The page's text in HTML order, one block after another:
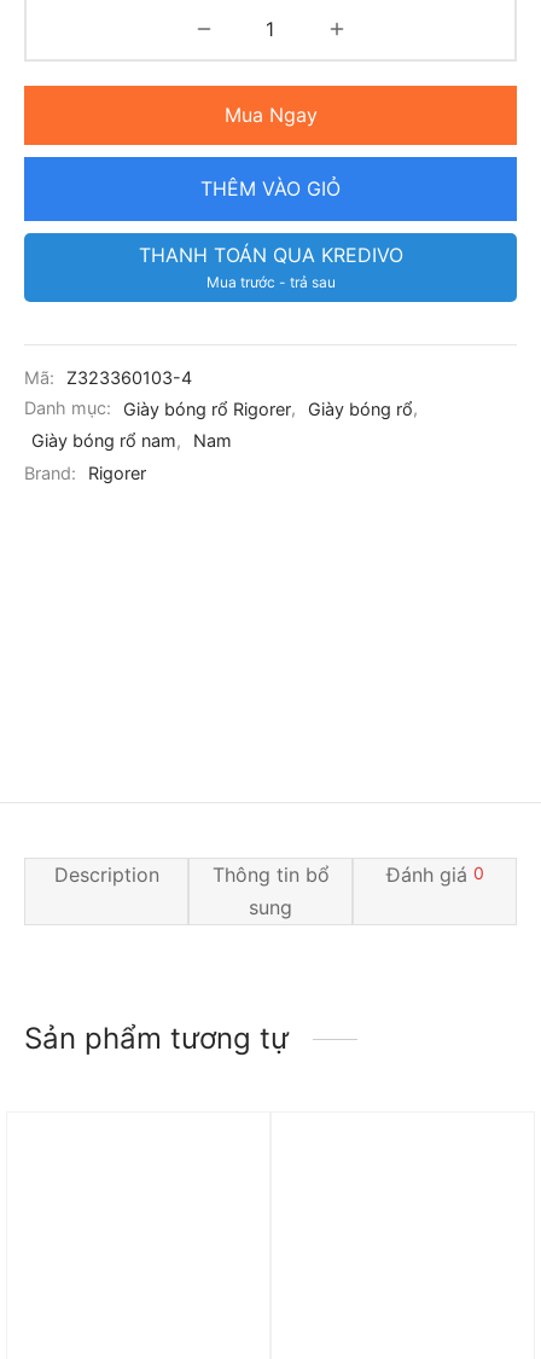
Mua Ngay
THÊM VÀO GIỎ
THANH TOÁN QUA KREDIVO
Mua trước - trả sau
Mã:
Z323360103-4
Danh mục:
Giày bóng rổ Rigorer, Giày bóng rổ,
Giày bóng rổ nam,
Nam
Brand:
Rigorer
Description
Thông tin bổ
sung
Đánh giá 0
Sản phẩm tương tự